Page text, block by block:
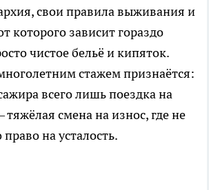
свои правила выживания и
которого зависит гораздо
чистое бельё и кипяток.
стажем признаётся:
всего лишь поездка на
смена на износ, где не
на усталость.